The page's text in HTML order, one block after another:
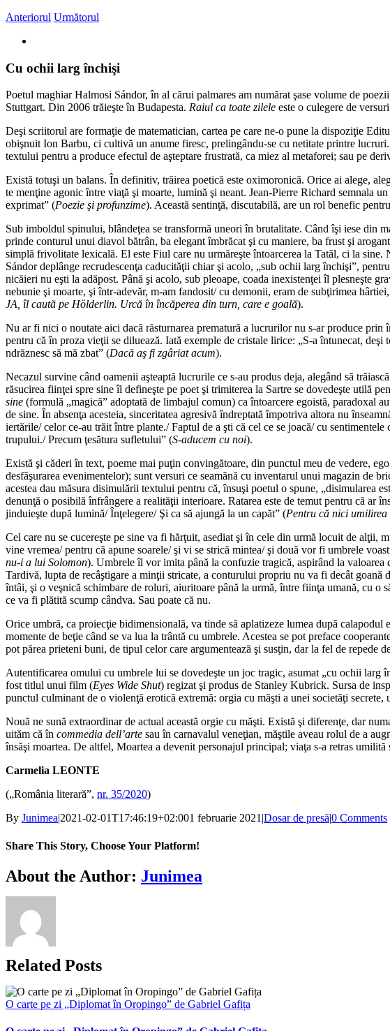
Anteriorul Următorul
Image
Cu ochii larg închişi
Poetul maghiar Halmosi Sándor, în al cărui palmares am numărat şase volume de
Stuttgart. Din 2006 trăieşte în Budapesta. Raiul ca toate zilele este o culegere de
Deşi scriitorul are formaţie de matematician, cartea pe care ne-o pune la dispoziţie
obişnuit Ion Barbu, ci cultivă un anume firesc, prelingându-se cu netitate printre
textului pentru a produce efectul de aşteptare frustrată, ca miez al metaforei; sau pe
Există totuşi un balans. În definitiv, trăirea poetică este oximoronică. Orice ai alege,
te menţine agonic între viaţă şi moarte, lumină şi neant. Jean-Pierre Richard semnala
exprimat” (Poezie şi profunzime). Această sentinţă, discutabilă, are un rol benefic
Sub imboldul spinului, blândeţea se transformă uneori în brutalitate. Când îşi iese din
prinde conturul unui diavol bătrân, ba elegant îmbrăcat şi cu maniere, ba frust şi
simplă frivolitate lexicală. El este Fiul care nu urmăreşte întoarcerea la Tatăl, ci la
Sándor deplânge recrudescenţa caducităţii chiar şi acolo, „sub ochii larg închişi”,
nicăieri nu eşti la adăpost. Până şi acolo, sub pleoape, coada inexistenţei îl plesneşte
nebunie şi moarte, şi într-adevăr, m-am fandosit/ cu demonii, eram de subţirimea
JA, îl caută pe Hölderlin. Urcă în încăperea din turn, care e goală).
Nu ar fi nici o noutate aici dacă răsturnarea prematură a lucrurilor nu s-ar produce
pentru că în proza vieţii se diluează. Iată exemple de cristale lirice: „S-a întunecat, deşi
ndrăznesc să mă zbat” (Dacă aş fi zgâriat acum).
Necazul survine când oamenii aşteaptă lucrurile ce s-au produs deja, alegând să
răsucirea fiinţei spre sine îl defineşte pe poet şi trimiterea la Sartre se dovedeşte utilă
sine (formulă „magică” adoptată de limbajul comun) ca întoarcere egoistă, paradoxal
de sine. În absenţa acesteia, sinceritatea agresivă îndreptată împotriva altora nu
iertările/ celor ce-au trăit între plante./ Faptul de a şti că cel ce se joacă/ cu
trupului./ Precum ţesătura sufletului” (S-aducem cu noi).
Există şi căderi în text, poeme mai puţin convingătoare, din punctul meu de vedere,
desfăşurarea evenimentelor); sunt versuri ce seamănă cu inventarul unui magazin de
acestea dau măsura disimulării textului pentru că, însuşi poetul o spune, „disimularea
denunţă o posibilă înfrângere a realităţii interioare. Ratarea este de temut pentru că ar
jinduieşte după lumină/ Înţelegere/ Şi ca să ajungă la un capăt” (Pentru că nici umilirea
Cel care nu se cucereşte pe sine va fi hărţuit, asediat şi în cele din urmă locuit de
vine vremea/ pentru că apune soarele/ şi vi se strică mintea/ şi două vor fi umbrele
nu-i a lui Solomon). Umbrele îl vor imita până la confuzie tragică, aspirând la
Tardivă, lupta de recâştigare a minţii stricate, a conturului propriu nu va fi decât
întâi, şi o veşnică schimbare de roluri, aiuritoare până la urmă, între fiinţa umană, cu o
ce va fi plătită scump cândva. Sau poate că nu.
Orice umbră, ca proiecţie bidimensională, va tinde să aplatizeze lumea după
momente de beţie când se va lua la trântă cu umbrele. Acestea se pot preface
pot părea prieteni buni, de tipul celor care argumentează şi susţin, dar la fel de repede
Autentificarea omului cu umbrele lui se dovedeşte un joc tragic, asumat „cu ochii larg
fost titlul unui film (Eyes Wide Shut) regizat şi produs de Stanley Kubrick. Sursa de
punctul culminant de o violenţă erotică extremă: orgia cu măşti a unei societăţi
Nouă ne sună extraordinar de actual această orgie cu măşti. Există şi diferenţe, dar
uităm că în commedia dell’arte sau în carnavalul veneţian, măştile aveau rolul de a
însăşi moartea. De altfel, Moartea a devenit personajul principal; viaţa s-a retras umilită
Carmelia LEONTE
(„România literară”, nr. 35/2020)
By Junimea|2021-02-01T17:46:19+02:001 februarie 2021|Dosar de presă|0 Comments
Share This Story, Choose Your Platform!
Facebook
X
Bluesky
Reddit
LinkedIn
WhatsApp
Telegram
Tumblr
Xing
Email
Copy
Link
About the Author: Junimea
Related Posts
O carte pe zi „Diplomat în Oropingo” de Gabriel Gafița